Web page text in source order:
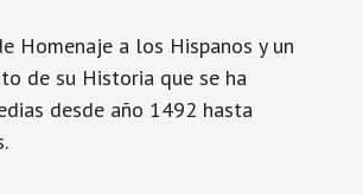
Homenaje a los Hispanos y un
de su Historia que se ha
desde año 1492 hasta